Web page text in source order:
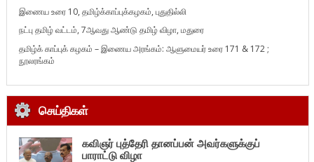
இணைய உரை 10, தமிழ்க்காப்புக்கழகம், புதுதில்லி
நட்பு தமிழ் வட்டம், 7ஆவது ஆண்டு தமிழ் விழா, மதுரை
தமிழ்க் காப்புக் கழகம் – இணைய அரங்கம்: ஆளுமையர் உரை 171 & 172 ;
நூலரங்கம்
செய்திகள்
கவிஞர் புத்தேரி தானப்பன் அவர்களுக்குப்
பாராட்டு விழா